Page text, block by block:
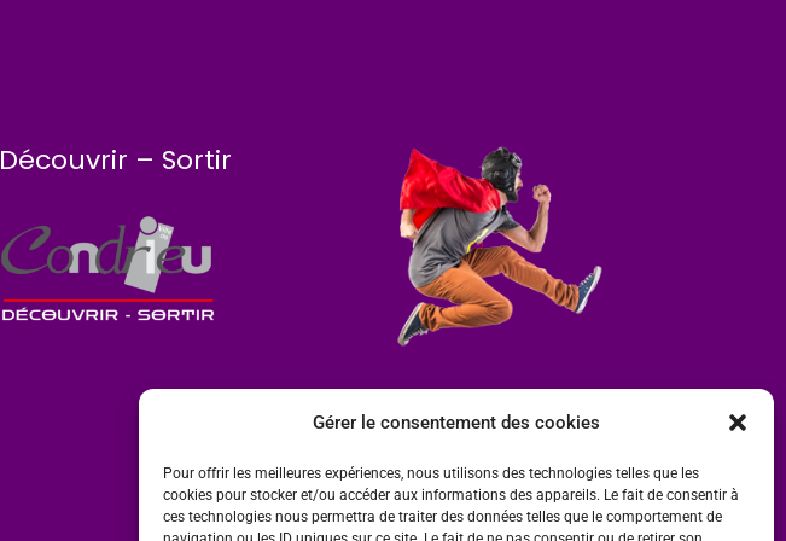
Gérer le consentement des cookies
Pour offrir les meilleures expériences, nous utilisons des technologies telles que les
cookies pour stocker et/ou accéder aux informations des appareils. Le fait de consentir à
ces technologies nous permettra de traiter des données telles que le comportement de
Découvrir – Sortir